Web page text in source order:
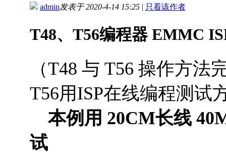
admin发表于 2020-4-14 15:25 | 只看该作者
T48、T56编程器 EMMC
（T48 与 T56 操作方
T56用ISP在线编程测试
本例用 20CM长线
试